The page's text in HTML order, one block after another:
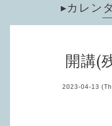
▸カレン
開講(
2023-04-13